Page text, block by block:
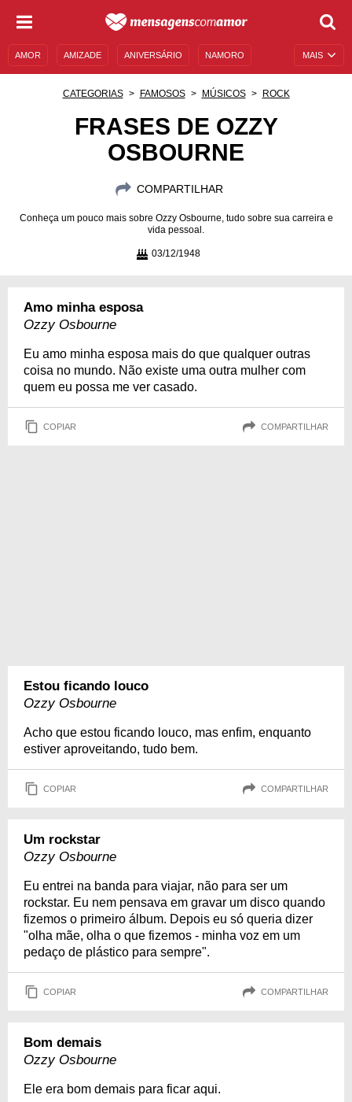
MAIS
AMOR AMIZADE ANIVERSÁRIO NAMORO
MENSAGENS E FRASES MENSAGENS DE ANIVERSÁRIO
CATEGORIAS FAMOSOS MÚSICOS ROCK
FRASES DE OZZY
OSBOURNE
COMPARTILHAR
Conheça um pouco mais sobre Ozzy Osbourne, tudo sobre sua carreira e
vida pessoal.
03/12/1948
Amo minha esposa
Ozzy Osbourne
Eu amo minha esposa mais do que qualquer outras
coisa no mundo. Não existe uma outra mulher com
quem eu possa me ver casado.
COPIAR COMPARTILHAR
Estou ficando louco
Ozzy Osbourne
Acho que estou ficando louco, mas enfim, enquanto
estiver aproveitando, tudo bem.
COPIAR COMPARTILHAR
Um rockstar
Ozzy Osbourne
Eu entrei na banda para viajar, não para ser um
rockstar. Eu nem pensava em gravar um disco quando
fizemos o primeiro álbum. Depois eu só queria dizer
"olha mãe, olha o que fizemos - minha voz em um
pedaço de plástico para sempre".
COPIAR COMPARTILHAR
Bom demais
Ozzy Osbourne
Ele era bom demais para ficar aqui.